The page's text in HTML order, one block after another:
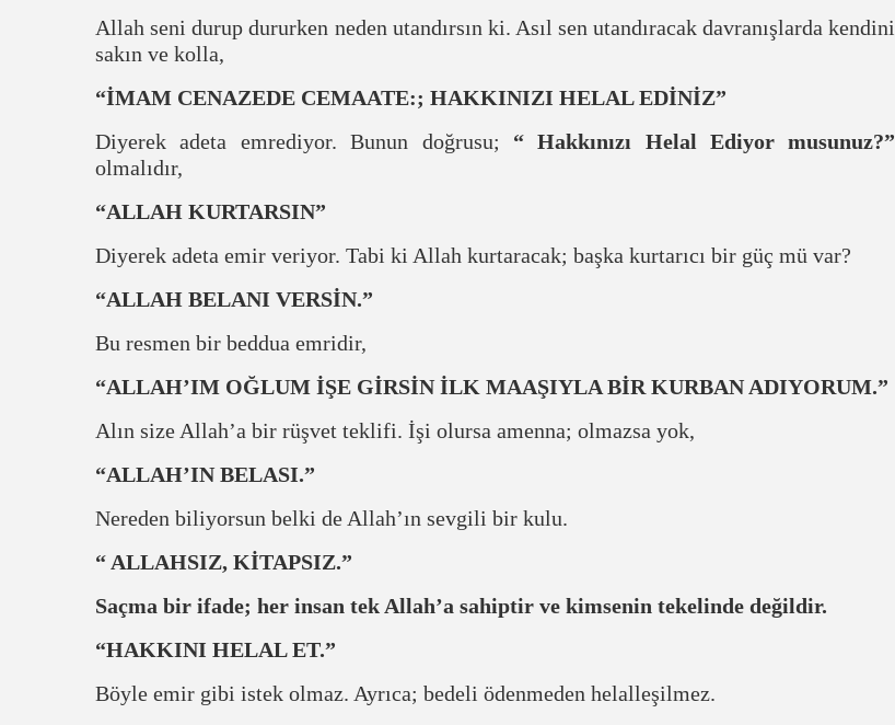
Allah seni durup dururken neden utandırsın ki. Asıl sen utandıracak davranışlarda kendini
sakın ve kolla,
“İMAM CENAZEDE CEMAATE:; HAKKINIZI HELAL EDİNİZ”
Diyerek adeta emrediyor. Bunun doğrusu; “ Hakkınızı Helal Ediyor musunuz?”
olmalıdır,
“ALLAH KURTARSIN”
Diyerek adeta emir veriyor. Tabi ki Allah kurtaracak; başka kurtarıcı bir güç mü var?
“ALLAH BELANI VERSİN.”
Bu resmen bir beddua emridir,
“ALLAH’IM OĞLUM İŞE GİRSİN İLK MAAŞIYLA BİR KURBAN ADIYORUM.”
Alın size Allah’a bir rüşvet teklifi. İşi olursa amenna; olmazsa yok,
“ALLAH’IN BELASI.”
Nereden biliyorsun belki de Allah’ın sevgili bir kulu.
“ ALLAHSIZ, KİTAPSIZ.”
Saçma bir ifade; her insan tek Allah’a sahiptir ve kimsenin tekelinde değildir.
“HAKKINI HELAL ET.”
Böyle emir gibi istek olmaz. Ayrıca; bedeli ödenmeden helalleşilmez.